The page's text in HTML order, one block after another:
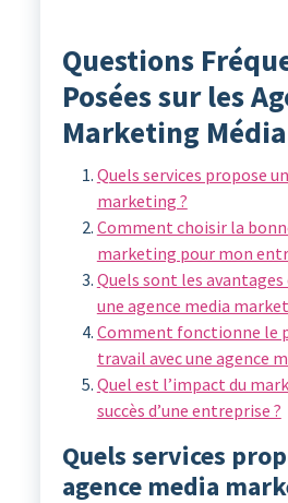
Questions
Posées sur les
Marketing Média
Quels services propose
marketing ?
Comment choisir la
marketing pour mon
Quels sont les
une agence media
Comment fonctionne le
travail avec une agence
Quel est l’impact du
succès d’une entreprise ?
Quels services
agence media